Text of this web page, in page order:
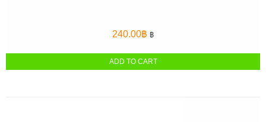
240.00฿ ฿
ADD TO CART